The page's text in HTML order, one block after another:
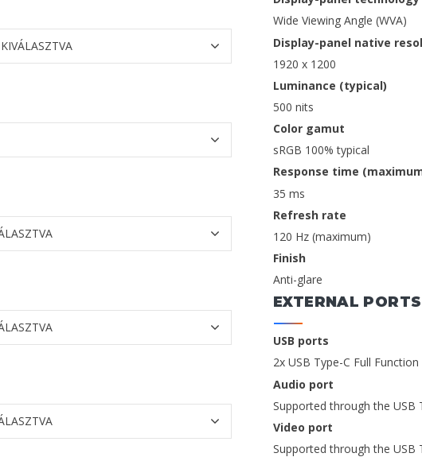
Wide Viewing Angle (WVA)
Display-panel native
1920 x 1200
Luminance (typical)
500 nits
Color gamut
sRGB 100% typical
Response time
35 ms
Refresh rate
120 Hz (maximum)
Finish
Anti-glare
EXTERNAL PORTS
USB ports
2x USB Type-C Full
Audio port
Supported through the USB
Video port
Supported through the USB